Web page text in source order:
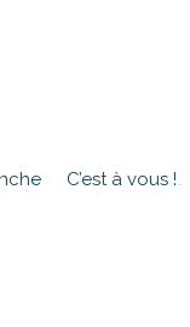
C’est à vous !